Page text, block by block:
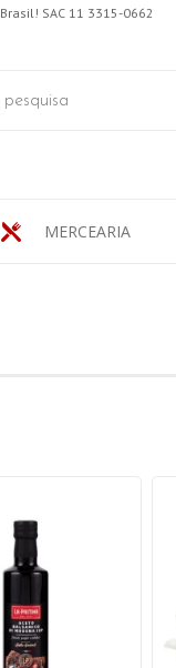
SAC 11 3315-0662
MERCEARIA